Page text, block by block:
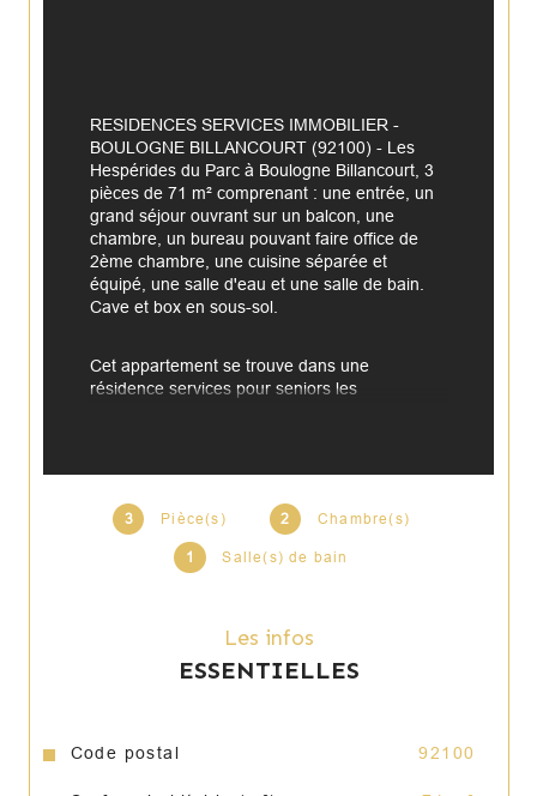
3 Pièce(s) 2 Chambre(s)
1 Salle(s) de bain
Les infos
ESSENTIELLES
Caractéristiques Valeurs
Code postal 92100
RESIDENCES SERVICES IMMOBILIER -
BOULOGNE BILLANCOURT (92100) - Les
Hespérides du Parc à Boulogne Billancourt, 3
pièces de 71 m² comprenant : une entrée, un
grand séjour ouvrant sur un balcon, une
chambre, un bureau pouvant faire office de
2ème chambre, une cuisine séparée et
équipé, une salle d'eau et une salle de bain.
Cave et box en sous-sol.
Cet appartement se trouve dans une
résidence services pour seniors les
Proche de toutes commodités et des bus et du
métro ligne 10.
63 04 07 90 ou 01 39 58 74 76.